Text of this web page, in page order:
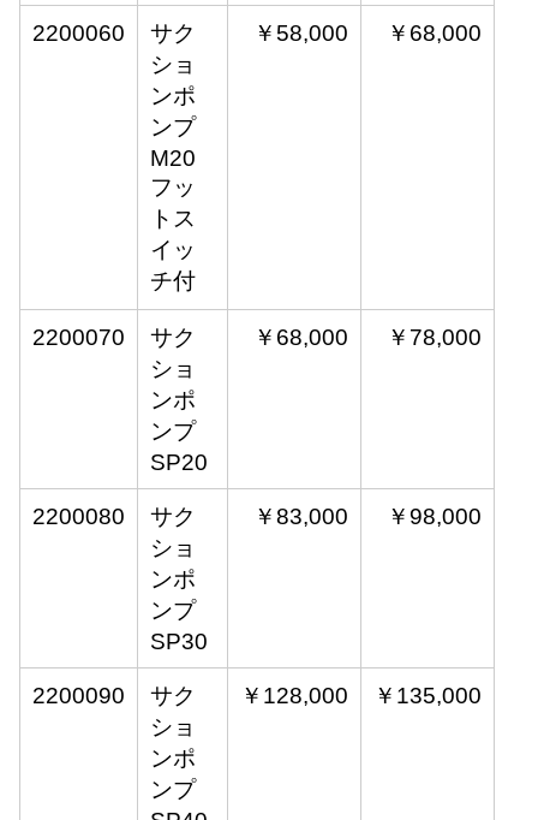
2200060
サク
ショ
ンポ
ンプ
M20
フッ
トス
イッ
チ付
￥58,000 ￥68,000
2200070
サク
ショ
ンポ
ンプ
SP20
￥68,000 ￥78,000
2200080
サク
ショ
ンポ
ンプ
SP30
￥83,000 ￥98,000
2200090
サク
ショ
ンポ
ンプ
￥128,000 ￥135,000